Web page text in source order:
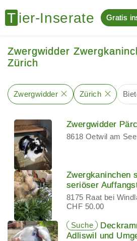
Gratis
Zwergwidder
Zürich
Zwergwidder Zürich
Zwergwidder
8618 Oetwil am See
Zwergkaninchen
seriöser
8175 Raat bei
CHF 50.00
Suche
Adliswil und